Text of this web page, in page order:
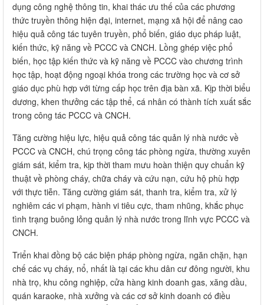
dụng công nghệ thông tin, khai thác ưu thế của các phương
thức truyền thông hiện đại, internet, mạng xã hội để nâng cao
hiệu quả công tác tuyên truyền, phổ biến, giáo dục pháp luật,
kiến thức, kỹ năng về PCCC và CNCH. Lồng ghép việc phổ
biến, học tập kiến thức và kỹ năng về PCCC vào chương trình
học tập, hoạt động ngoại khóa trong các trường học và cơ sở
giáo dục phù hợp với từng cấp học trên địa bàn xã. Kịp thời biểu
dương, khen thưởng các tập thể, cá nhân có thành tích xuất sắc
trong công tác PCCC và CNCH.
Tăng cường hiệu lực, hiệu quả công tác quản lý nhà nước về
PCCC và CNCH, chú trọng công tác phòng ngừa, thường xuyên
giám sát, kiểm tra, kịp thời tham mưu hoàn thiện quy chuẩn kỹ
thuật về phòng cháy, chữa cháy và cứu nạn, cứu hộ phù hợp
với thực tiễn. Tăng cường giám sát, thanh tra, kiểm tra, xử lý
nghiêm các vi phạm, hành vi tiêu cực, tham nhũng, khắc phục
tình trạng buông lỏng quản lý nhà nước trong lĩnh vực PCCC và
CNCH.
Triển khai đồng bộ các biện pháp phòng ngừa, ngăn chặn, hạn
chế các vụ cháy, nổ, nhất là tại các khu dân cư đông người, khu
nhà trọ, khu công nghiệp, cửa hàng kinh doanh gas, xăng dầu,
quán karaoke, nhà xưởng và các cơ sở kinh doanh có điều